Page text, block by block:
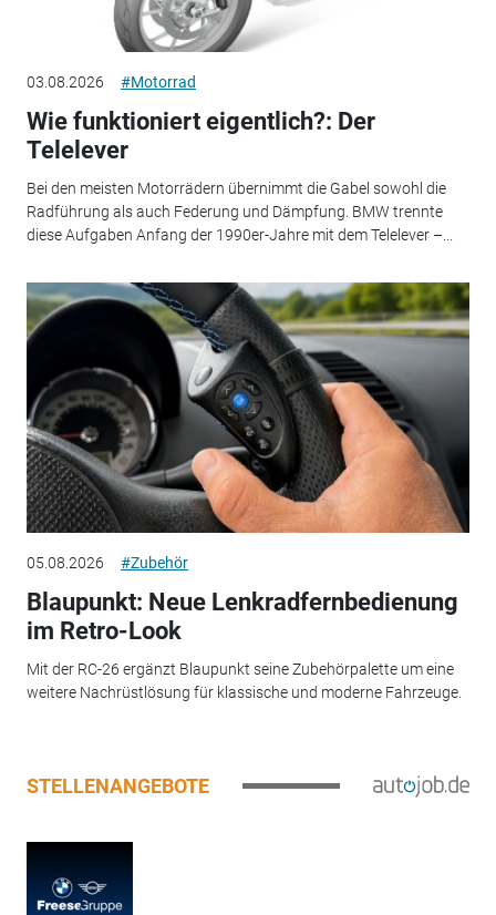
03.08.2026 #Motorrad
Wie funktioniert eigentlich?: Der
Telelever
Bei den meisten Motorrädern übernimmt die Gabel sowohl die
Radführung als auch Federung und Dämpfung. BMW trennte
diese Aufgaben Anfang der 1990er-Jahre mit dem Telelever –...
05.08.2026 #Zubehör
Blaupunkt: Neue Lenkradfernbedienung
im Retro-Look
Mit der RC-26 ergänzt Blaupunkt seine Zubehörpalette um eine
weitere Nachrüstlösung für klassische und moderne Fahrzeuge.
STELLENANGEBOTE